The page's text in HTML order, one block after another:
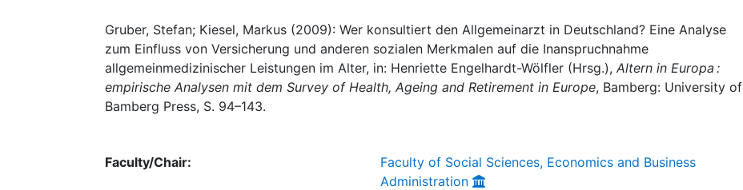
Gruber, Stefan; Kiesel, Markus (2009): Wer konsultiert den Allgemeinarzt in Deutschland? Eine Analyse
zum Einfluss von Versicherung und anderen sozialen Merkmalen auf die Inanspruchnahme
allgemeinmedizinischer Leistungen im Alter, in: Henriette Engelhardt-Wölfler (Hrsg.), Altern in Europa :
empirische Analysen mit dem Survey of Health, Ageing and Retirement in Europe, Bamberg: University of
Bamberg Press, S. 94–143.
Faculty/Chair:
Faculty of Social Sciences, Economics and Business
Administration